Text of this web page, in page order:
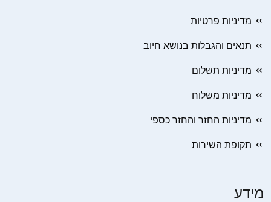
מדיניות פרטיות
תנאים והגבלות בנושא חיוב
מדיניות תשלום
מדיניות משלוח
מדיניות החזר והחזר כספי
תקופת השירות
מידע